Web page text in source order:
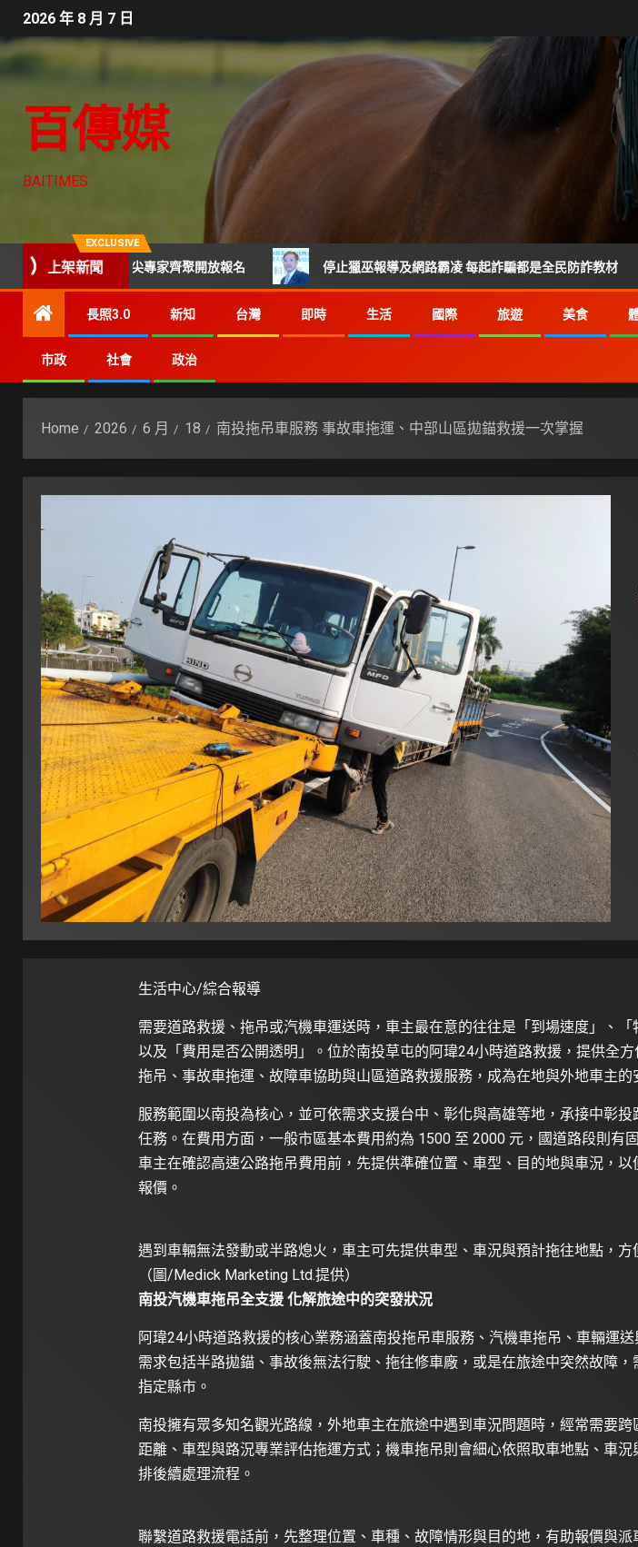
2026 年 8 月 7 日
百傳媒
BAITIMES
EXCLUSIVE
上架新聞
CTO班 頂尖專家齊聚開放報名 停止獵巫報導及網路霸凌 每起詐騙都是全民防詐教材
長照3.0 新知 台灣 即時 生活 國際 旅遊 美食
市政 社會 政治
Home 2026 6 月 18 南投拖吊車服務 事故車拖運、中部山區拋錨救援一次掌握
生活中心/綜合報導
需要道路救援、拖吊或汽機車運送時，車主最在意的往往是「到場速度」、「
以及「費用是否公開透明」。位於南投草屯的阿瑋24小時道路救援，提供全
拖吊、事故車拖運、故障車協助與山區道路救援服務，成為在地與外地車主的
服務範圍以南投為核心，並可依需求支援台中、彰化與高雄等地，承接中彰投
任務。在費用方面，一般市區基本費用約為 1500 至 2000 元，國道路段則有
車主在確認高速公路拖吊費用前，先提供準確位置、車型、目的地與車況，以
報價。
遇到車輛無法發動或半路熄火，車主可先提供車型、車況與預計拖往地點，方
（圖/Medick Marketing Ltd.提供）
南投汽機車拖吊全支援 化解旅途中的突發狀況
阿瑋24小時道路救援的核心業務涵蓋南投拖吊車服務、汽機車拖吊、車輛運
需求包括半路拋錨、事故後無法行駛、拖往修車廠，或是在旅途中突然故障，
指定縣市。
南投擁有眾多知名觀光路線，外地車主在旅途中遇到車況問題時，經常需要
距離、車型與路況專業評估拖運方式；機車拖吊則會細心依照取車地點、車況
排後續處理流程。
聯繫道路救援電話前，先整理位置、車種、故障情形與目的地，有助報價與派